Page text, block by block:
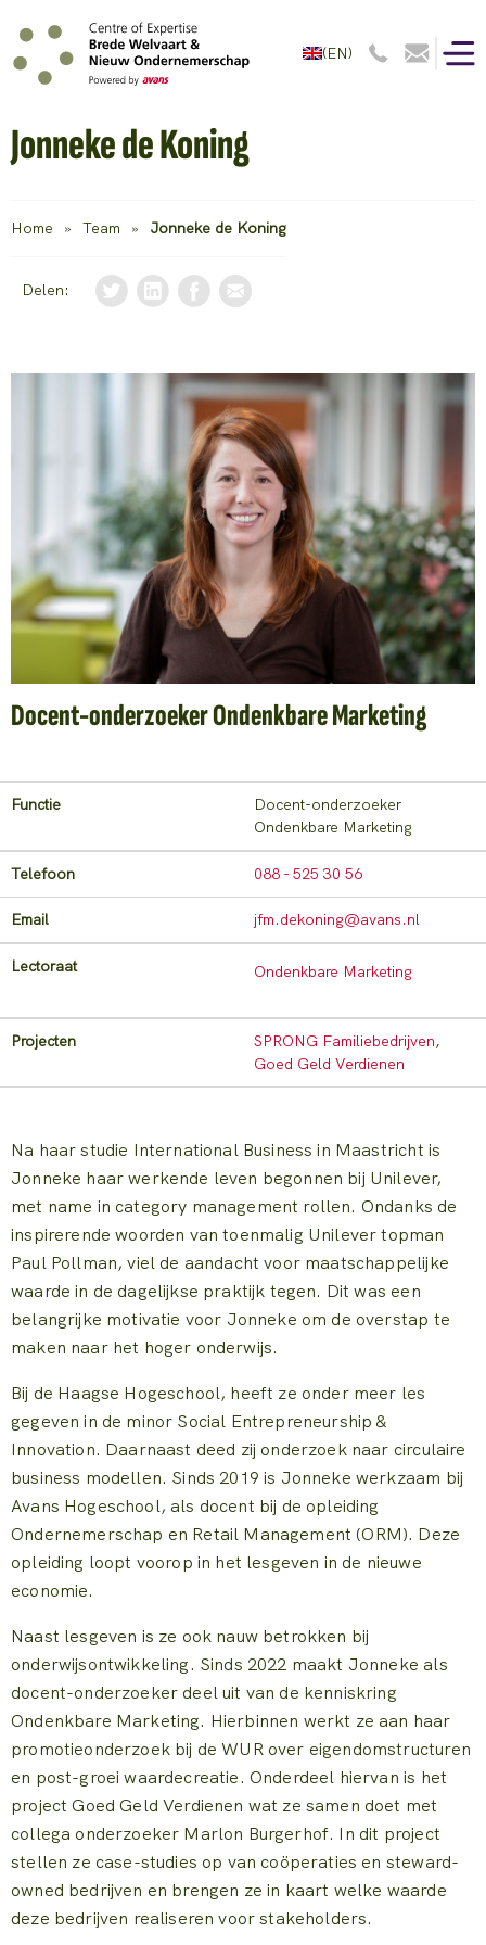
(EN)
Jonneke de Koning
Home » Team » Jonneke de Koning
Delen:
Docent-onderzoeker Ondenkbare Marketing
Functie
Docent-onderzoeker
Ondenkbare Marketing
Telefoon 088 - 525 30 56
Email jfm.dekoning@avans.nl
Lectoraat Ondenkbare Marketing
Projecten SPRONG Familiebedrijven,
Goed Geld Verdienen
Na haar studie International Business in Maastricht is
Jonneke haar werkende leven begonnen bij Unilever,
met name in category management rollen. Ondanks de
inspirerende woorden van toenmalig Unilever topman
Paul Pollman, viel de aandacht voor maatschappelijke
waarde in de dagelijkse praktijk tegen. Dit was een
belangrijke motivatie voor Jonneke om de overstap te
maken naar het hoger onderwijs.
Bij de Haagse Hogeschool, heeft ze onder meer les
gegeven in de minor Social Entrepreneurship &
Innovation. Daarnaast deed zij onderzoek naar circulaire
business modellen. Sinds 2019 is Jonneke werkzaam bij
Avans Hogeschool, als docent bij de opleiding
Ondernemerschap en Retail Management (ORM). Deze
opleiding loopt voorop in het lesgeven in de nieuwe
economie.
Naast lesgeven is ze ook nauw betrokken bij
onderwijsontwikkeling. Sinds 2022 maakt Jonneke als
docent-onderzoeker deel uit van de kenniskring
Ondenkbare Marketing. Hierbinnen werkt ze aan haar
promotieonderzoek bij de WUR over eigendomstructuren
en post-groei waardecreatie. Onderdeel hiervan is het
project Goed Geld Verdienen wat ze samen doet met
collega onderzoeker Marlon Burgerhof. In dit project
stellen ze case-studies op van coöperaties en steward-
owned bedrijven en brengen ze in kaart welke waarde
deze bedrijven realiseren voor stakeholders.